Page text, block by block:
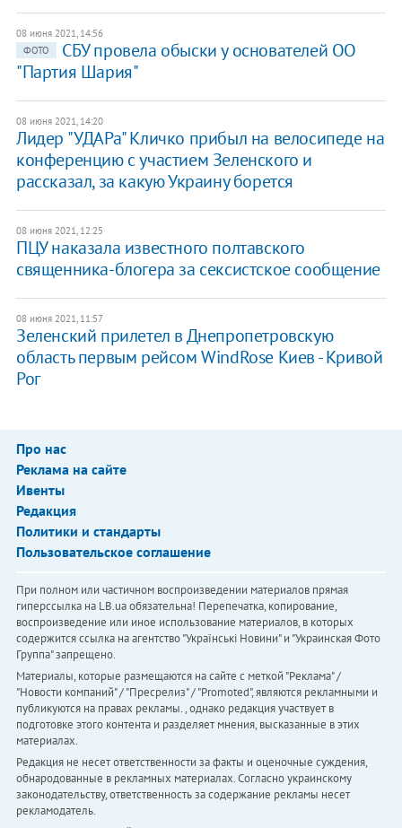
08 июня 2021, 14:56
ФОТО
СБУ провела обыски у основателей ОО
"Партия Шария"
08 июня 2021, 14:20
Лидер "УДАРа" Кличко прибыл на велосипеде на
конференцию с участием Зеленского и
рассказал, за какую Украину борется
08 июня 2021, 12:25
ПЦУ наказала известного полтавского
священника-блогера за сексистское сообщение
08 июня 2021, 11:57
Зеленский прилетел в Днепропетровскую
область первым рейсом WindRose Киев - Кривой
Рог
Про нас
Реклама на сайте
Ивенты
Редакция
Политики и стандарты
Пользовательское соглашение
При полном или частичном воспроизведении материалов прямая
гиперссылка на LB.ua обязательна! Перепечатка, копирование,
воспроизведение или иное использование материалов, в которых
содержится ссылка на агентство "Українськi Новини" и "Украинская Фото
Группа" запрещено.
Материалы, которые размещаются на сайте с меткой "Реклама" /
"Новости компаний" / "Пресрелиз" / "Promoted", являются рекламными и
публикуются на правах рекламы. , однако редакция участвует в
подготовке этого контента и разделяет мнения, высказанные в этих
материалах.
Редакция не несет ответственности за факты и оценочные суждения,
обнародованные в рекламных материалах. Согласно украинскому
законодательству, ответственность за содержание рекламы несет
рекламодатель.